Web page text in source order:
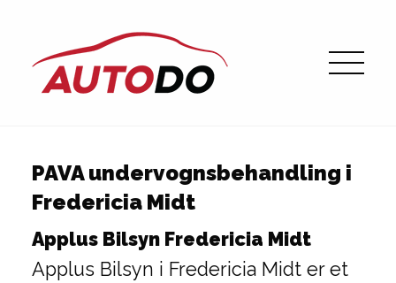
PAVA undervognsbehandling i
Fredericia Midt
Applus Bilsyn Fredericia Midt
Applus Bilsyn i Fredericia Midt er et